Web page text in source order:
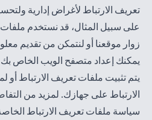
تعريف الارتباط لأغراض إدارية
على سبيل المثال، قد نستخدم ملفات
زوار موقعنا أو لنتمكن من تقديم
يمكنك إعداد متصفح الويب الخاص
يتم تثبيت ملفات تعريف الارتباط أو
الارتباط على جهازك. لمزيد من
سياسة ملفات تعريف الارتباط